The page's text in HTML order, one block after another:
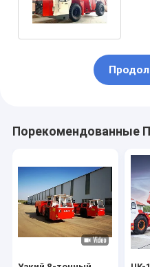
Порекомендованные